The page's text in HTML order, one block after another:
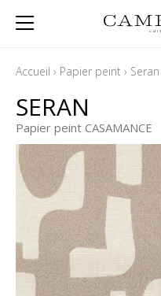
Accueil › Papier peint › Seran
SERAN
Papier peint CASAMANCE